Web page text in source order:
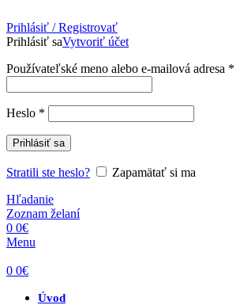
Prihlásiť / Registrovať
Prihlásiť saVytvoriť účet
Používateľské meno alebo e-mailová adresa *
Heslo *
Prihlásiť sa
Stratili ste heslo?
Zapamätať si ma
Hľadanie
Zoznam želaní
0 0€
Menu
0 0€
Úvod